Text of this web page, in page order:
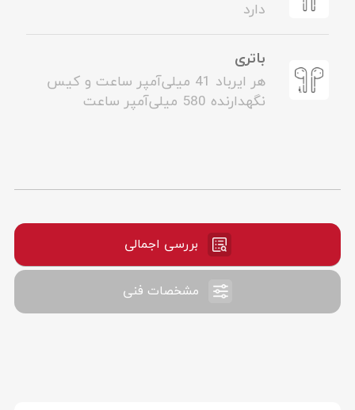
دارد
باتری
هر ایرباد 41 میلی‌آمپر ساعت و کیس
نگهدارنده 580 میلی‌آمپر ساعت
بررسی اجمالی
مشخصات فنی